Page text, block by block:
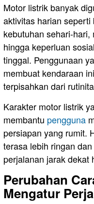
Motor listrik banyak
aktivitas harian
kebutuhan sehari-
hingga keperluan
tinggal. Penggunaan
membuat kendaraan
terpisahkan dari
Karakter motor listrik
membantu pengguna
persiapan yang rumit.
terasa lebih ringan
perjalanan jarak dekat
Perubahan
Mengatur